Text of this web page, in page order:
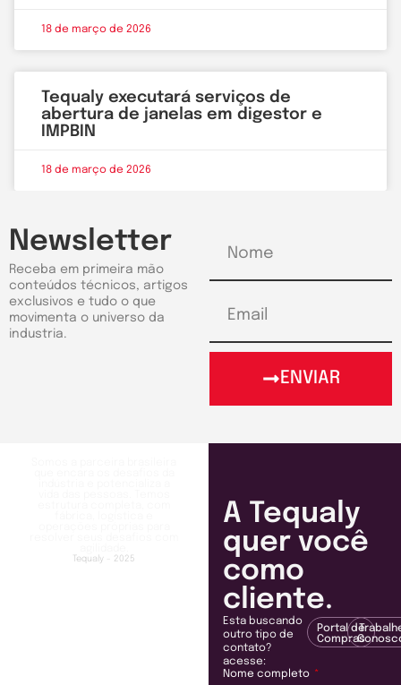
18 de março de 2026
Tequaly executará serviços de
abertura de janelas em digestor e
IMPBIN
18 de março de 2026
Newsletter
Receba em primeira mão
conteúdos técnicos, artigos
exclusivos e tudo o que
movimenta o universo da
industria.
ENVIAR
Tequaly - 2025
A Tequaly
quer você
como
cliente.
Esta buscando
outro tipo de
contato?
acesse:
Portal de
Compras
Nome completo